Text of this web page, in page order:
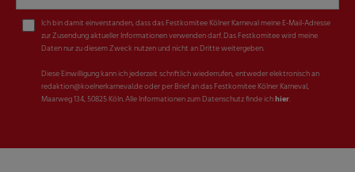
Ich bin damit einverstanden, dass das Festkomitee Kölner Karneval meine E-Mail-Adresse
zur Zusendung aktueller Informationen verwenden darf. Das Festkomitee wird meine
Daten nur zu diesem Zweck nutzen und nicht an Dritte weitergeben.
Diese Einwilligung kann ich jederzeit schriftlich wiederrufen, entweder elektronisch an
redaktion@koelnerkarneval.de oder per Brief an das Festkomitee Kölner Karneval,
Maarweg 134, 50825 Köln. Alle Informationen zum Datenschutz finde ichhier.